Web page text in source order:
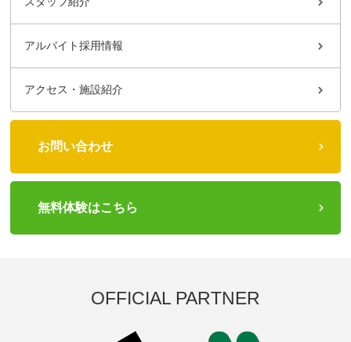
アルバイト採用情報
アクセス・施設紹介
お問い合わせ
無料体験はこちら
OFFICIAL PARTNER